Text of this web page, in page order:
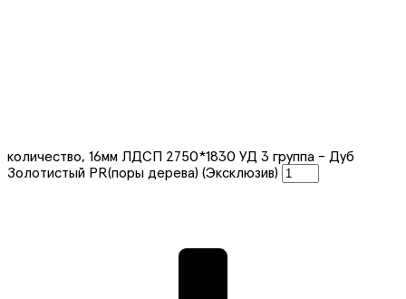
количество, 16мм ЛДСП 2750*1830 УД 3 группа - Дуб
Золотистый PR(поры дерева) (Эксклюзив)